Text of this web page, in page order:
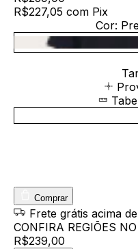
R$227,05 com Pix
Cor:
Comprar
Frete grátis acima
CONFIRA REGIÕES
R$239,00